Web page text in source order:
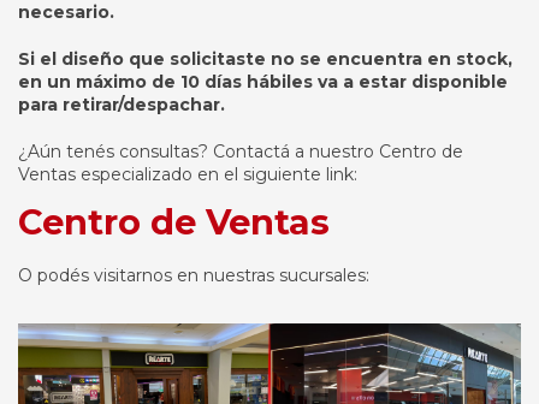
necesario.
Si el diseño que solicitaste no se encuentra en stock,
en un máximo de 10 días hábiles va a estar disponible
para retirar/despachar.
¿Aún tenés consultas? Contactá a nuestro Centro de
Ventas especializado en el siguiente link:
Centro de Ventas
O podés visitarnos en nuestras sucursales: